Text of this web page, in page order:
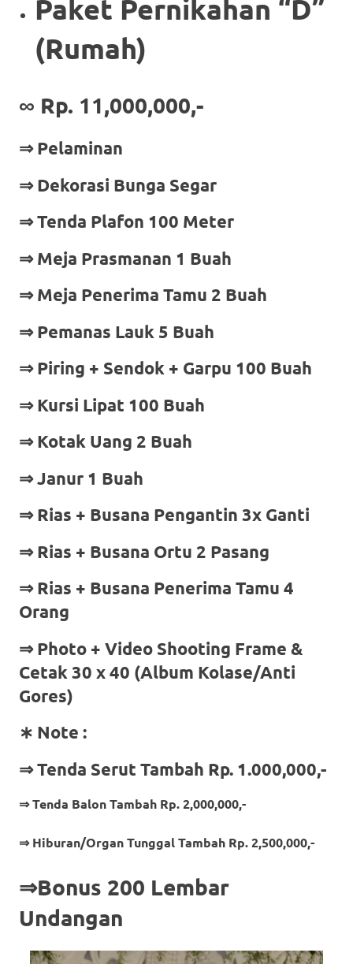
Paket Pernikahan “D”
(Rumah)
∞ Rp. 11,000,000,-
⇒ Pelaminan
⇒ Dekorasi Bunga Segar
⇒ Tenda Plafon 100 Meter
⇒ Meja Prasmanan 1 Buah
⇒ Meja Penerima Tamu 2 Buah
⇒ Pemanas Lauk 5 Buah
⇒ Piring + Sendok + Garpu 100 Buah
⇒ Kursi Lipat 100 Buah
⇒ Kotak Uang 2 Buah
⇒ Janur 1 Buah
⇒ Rias + Busana Pengantin 3x Ganti
⇒ Rias + Busana Ortu 2 Pasang
⇒ Rias + Busana Penerima Tamu 4
Orang
⇒Photo + Video Shooting Frame &
Cetak 30 x 40 (Album Kolase/Anti
Gores)
∗ Note :
⇒ Tenda Serut Tambah Rp. 1.000,000,-
⇒ Tenda Balon Tambah Rp. 2,000,000,-
⇒ Hiburan/Organ Tunggal Tambah Rp. 2,500,000,-
⇒Bonus 200 Lembar
Undangan